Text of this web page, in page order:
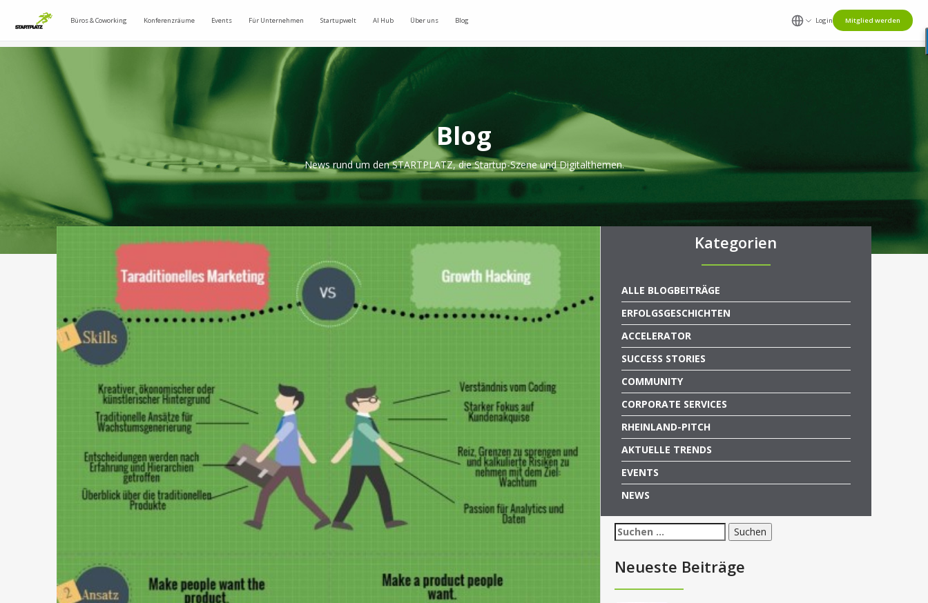
Büros & Coworking Konferenzräume Events Für Unternehmen Startupwelt AI Hub Über uns Blog Login Mitglied werden
Blog
News rund um den STARTPLATZ, die Startup-Szene und Digitalthemen.
Kategorien
ALLE BLOGBEITRÄGE
ERFOLGSGESCHICHTEN
ACCELERATOR
SUCCESS STORIES
COMMUNITY
CORPORATE SERVICES
RHEINLAND-PITCH
AKTUELLE TRENDS
EVENTS
NEWS
Suchen
nach:
Neueste Beiträge